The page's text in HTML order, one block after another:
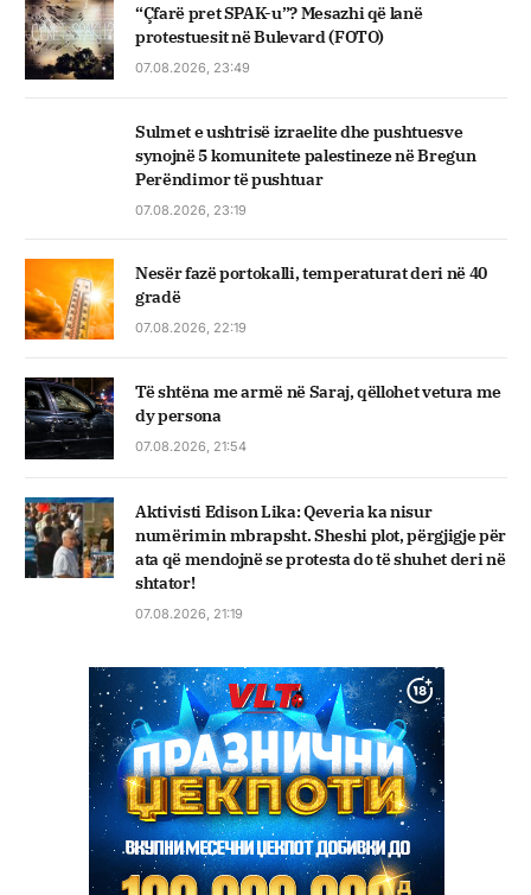
“Çfarë pret SPAK-u”? Mesazhi që lanë
protestuesit në Bulevard (FOTO)
07.08.2026, 23:49
Sulmet e ushtrisë izraelite dhe pushtuesve
synojnë 5 komunitete palestineze në Bregun
Perëndimor të pushtuar
07.08.2026, 23:19
Nesër fazë portokalli, temperaturat deri në 40
gradë
07.08.2026, 22:19
Të shtëna me armë në Saraj, qëllohet vetura me
dy persona
07.08.2026, 21:54
Aktivisti Edison Lika: Qeveria ka nisur
numërimin mbrapsht. Sheshi plot, përgjigje për
ata që mendojnë se protesta do të shuhet deri në
shtator!
07.08.2026, 21:19